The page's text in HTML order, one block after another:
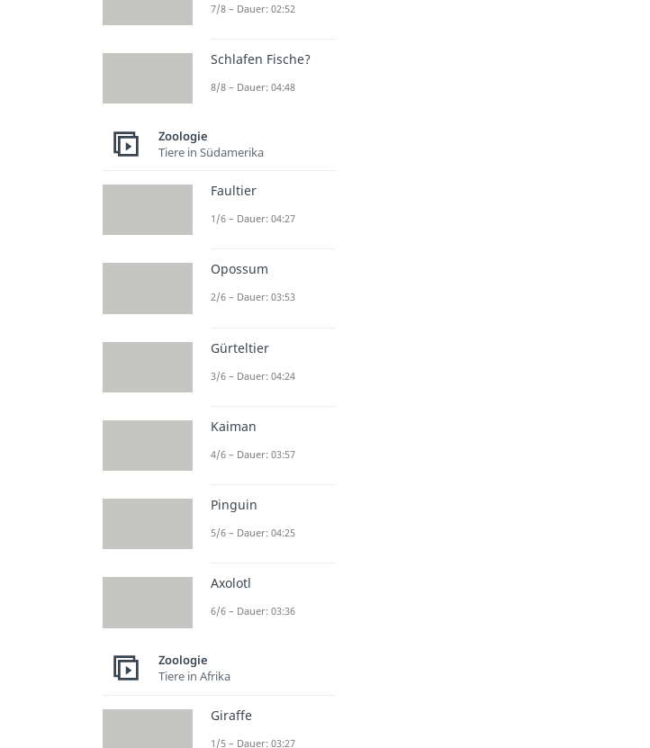
7/8 – Dauer: 02:52
Schlafen Fische?
8/8 – Dauer: 04:48
Zoologie
Tiere in Südamerika
Faultier
1/6 – Dauer: 04:27
Opossum
2/6 – Dauer: 03:53
Gürteltier
3/6 – Dauer: 04:24
Kaiman
4/6 – Dauer: 03:57
Pinguin
5/6 – Dauer: 04:25
Axolotl
6/6 – Dauer: 03:36
Zoologie
Tiere in Afrika
Giraffe
1/5 – Dauer: 03:27